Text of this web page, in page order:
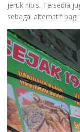
jeruk nipis. Tersedia
sebagai alternatif bagi